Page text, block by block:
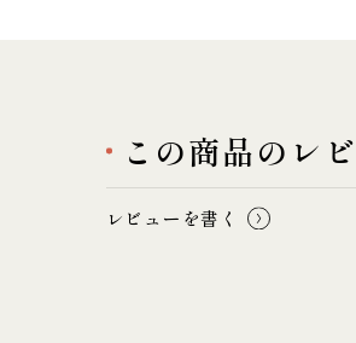
この商品のレ
レビューを書く